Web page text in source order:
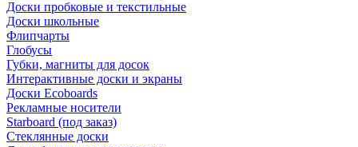
Доски пробковые и текстильные
Доски школьные
Флипчарты
Глобусы
Губки, магниты для досок
Интерактивные доски и экраны
Доски Ecoboards
Рекламные носители
Starboard (под заказ)
Стеклянные доски